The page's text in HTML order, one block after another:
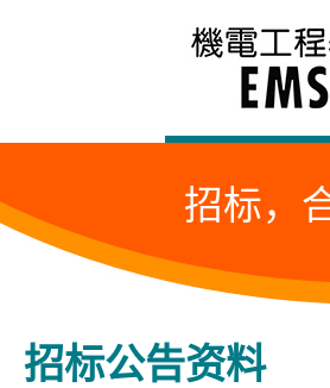
内
的
始
招标，
招标公告资料